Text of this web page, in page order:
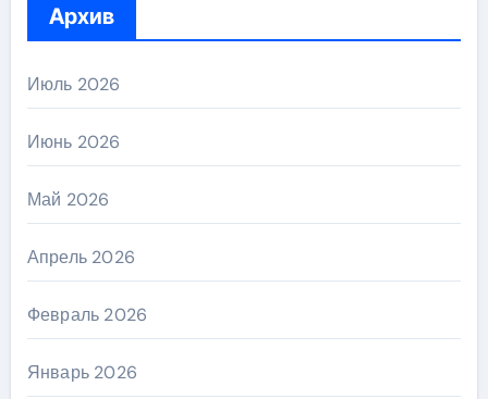
Архив
Июль 2026
Июнь 2026
Май 2026
Апрель 2026
Февраль 2026
Январь 2026